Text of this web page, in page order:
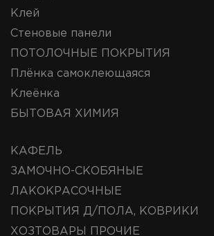
Клей
Стеновые панели
ПОТОЛОЧНЫЕ ПОКРЫТИЯ
Плёнка самоклеющаяся
Клеёнка
БЫТОВАЯ ХИМИЯ
КАФЕЛЬ
ЗАМОЧНО-СКОБЯНЫЕ
ЛАКОКРАСОЧНЫЕ
ПОКРЫТИЯ Д/ПОЛА, КОВРИКИ
ХОЗТОВАРЫ ПРОЧИЕ